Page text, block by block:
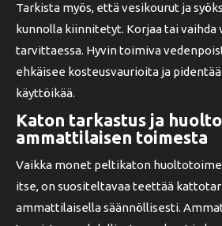
Tarkista myös, että vesikourut ja
kunnolla kiinnitetyt. Korjaa tai vaihda
tarvittaessa. Hyvin toimiva
ehkäisee kosteusvaurioita ja
käyttöikää.
Katon tarkastus ja huolto
ammattilaisen toimesta
Vaikka monet peltikaton
itse, on suositeltavaa teettää
ammattilaisella säännöllisesti.